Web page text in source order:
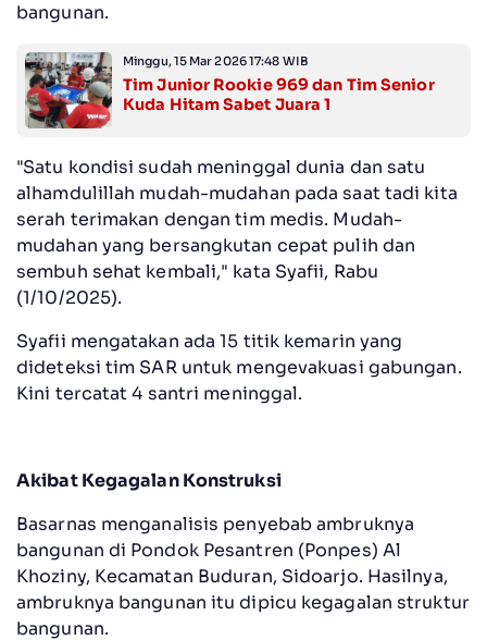
bangunan.
Minggu, 15 Mar 2026 17:48 WIB
Tim Junior Rookie 969 dan Tim Senior
Kuda Hitam Sabet Juara 1
"Satu kondisi sudah meninggal dunia dan satu
alhamdulillah mudah-mudahan pada saat tadi kita
serah terimakan dengan tim medis. Mudah-
mudahan yang bersangkutan cepat pulih dan
sembuh sehat kembali," kata Syafii, Rabu
(1/10/2025).
Syafii mengatakan ada 15 titik kemarin yang
dideteksi tim SAR untuk mengevakuasi gabungan.
Kini tercatat 4 santri meninggal.
Akibat Kegagalan Konstruksi
Basarnas menganalisis penyebab ambruknya
bangunan di Pondok Pesantren (Ponpes) Al
Khoziny, Kecamatan Buduran, Sidoarjo. Hasilnya,
ambruknya bangunan itu dipicu kegagalan struktur
bangunan.